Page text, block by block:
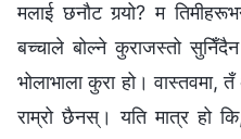
मलाई छनौट गर्‍यो? म
बच्चाले बोल्ने कुराजस्तो
भोलाभाला कुरा हो। वास्तवमा,
राम्रो छैनस्। यति मात्र हो